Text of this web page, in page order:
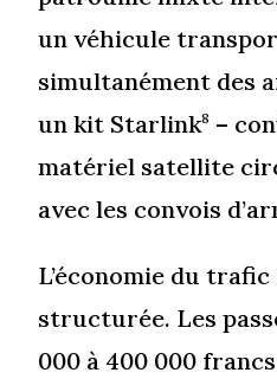
un véhicule
simultanément des
un kit Starlink8 –
matériel satellite
avec les convois
L’économie du
structurée. Les
000 à 400 000